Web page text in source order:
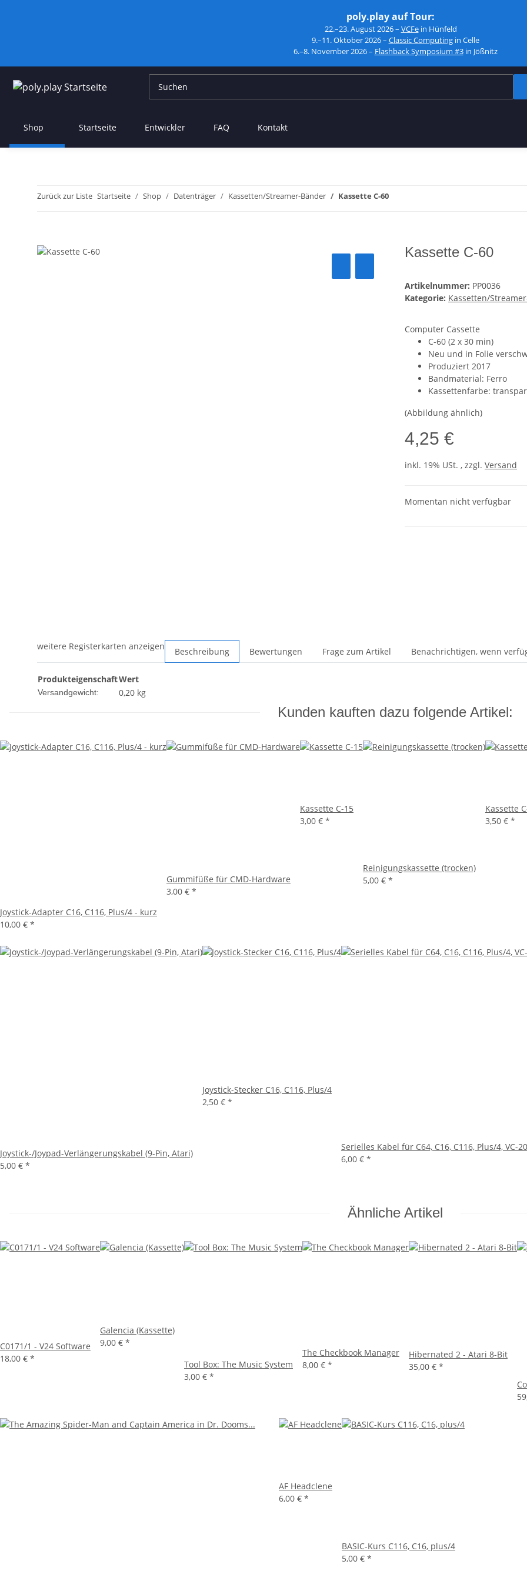
poly.play auf Tour:
22.–23. August 2026 – VCFein Hünfeld
9.–11. Oktober 2026 – Classic Computingin Celle
6.–8. November 2026 – Flashback Symposium #3in Jößnitz
Shop Startseite Entwickler FAQ Kontakt
Zurück zur Liste Startseite Shop Datenträger Kassetten/Streamer-Bänder Kassette C-60
Kassette C-60
Artikelnummer: PP0036
Kategorie: Kassetten/
Computer Cassette
C-60 (2 x 30 min)
Neu und in Folie
Produziert 2017
Bandmaterial: Ferro
Kassettenfarbe:
(Abbildung ähnlich)
4,25 €
inkl. 19% USt. , zzgl. Versand
Momentan nicht verfügbar
weitere Registerkarten anzeigen Beschreibung Bewertungen Frage zum Artikel Benachrichtigen, wenn
ProdukteigenschaftWert
Versandgewicht: 0,20 kg
Kunden kauften dazu folgende Artikel:
Joystick-Adapter C16, C116, Plus/4 - kurz
10,00 € *
Gummifüße für CMD-Hardware
3,00 € *
Kassette C-15
3,00 € *
Reinigungskassette (trocken)
5,00 € *
Kassette
3,50 € *
Joystick-/Joypad-Verlängerungskabel (9-Pin, Atari)
5,00 € *
Joystick-Stecker C16, C116, Plus/4
2,50 € *
Serielles Kabel für C64, C16, C116, Plus/4, VC-20
6,00 € *
Ähnliche Artikel
C0171/1 - V24 Software
18,00 € *
Galencia (Kassette)
9,00 € *
Tool Box: The Music System
3,00 € *
The Checkbook Manager
8,00 € *
Hibernated 2 - Atari 8-Bit
35,00 € *
AF Headclene
6,00 € *
BASIC-Kurs C116, C16, plus/4
5,00 € *